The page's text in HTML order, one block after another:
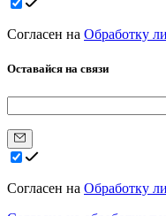
Согласен на Обработку
Оставайся на связи
Согласен на Обработку